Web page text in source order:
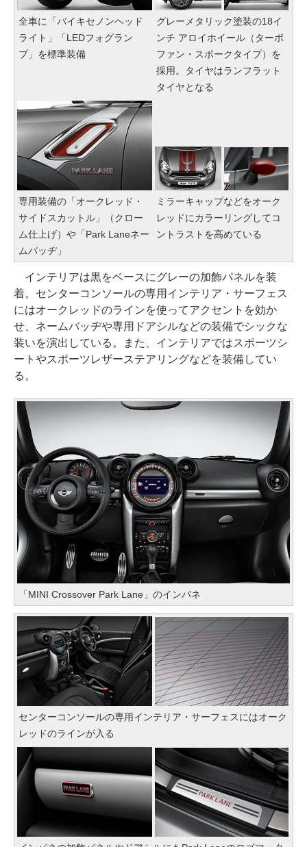
全車に「バイキセノンヘッド
ライト」「LEDフォグラン
プ」を標準装備
グレーメタリック塗装の18イ
ンチ アロイホイール（ターボ
ファン・スポークタイプ）を
採用。タイヤはランフラット
タイヤとなる
専用装備の「オークレッド・
サイドスカットル」（クロー
ム仕上げ）や「Park Laneネー
ムバッヂ」
ミラーキャップなどをオーク
レッドにカラーリングしてコ
ントラストを高めている
インテリアは黒をベースにグレーの加飾パネルを装
着。センターコンソールの専用インテリア・サーフェス
にはオークレッドのラインを使ってアクセントを効か
せ、ネームバッヂや専用ドアシルなどの装備でシックな
装いを演出している。また、インテリアではスポーツシ
ートやスポーツレザーステアリングなどを装備してい
る。
「MINI Crossover Park Lane」のインパネ
センターコンソールの専用インテリア・サーフェスにはオーク
レッドのラインが入る